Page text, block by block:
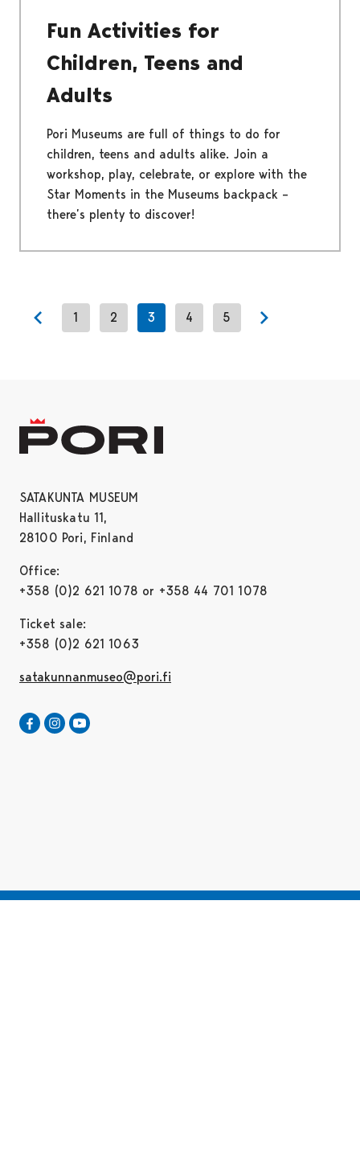
Fun Activities for
Children, Teens and
Adults
Pori Museums are full of things to do for
children, teens and adults alike. Join a
workshop, play, celebrate, or explore with the
Star Moments in the Museums backpack –
there’s plenty to discover!
Previous page
1 2 3 4 5
SATAKUNTA MUSEUM
Hallituskatu 11,
28100 Pori, Finland
Office:
+358 (0)2 621 1078 or +358 44 701 1078
Ticket sale:
+358 (0)2 621 1063
satakunnanmuseo@pori.fi
Satakunta museum in Facebook
Opens in a new tab
Satakunta museum in Instagram
Opens in a new tab